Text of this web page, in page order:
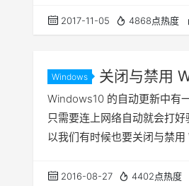
2017-11-05 4868点热度
Windows 关闭与禁用
Windows10 的自动更新中有
只需要连上网络自动就会打
以我们有时候也要关闭与禁
2016-08-27 4402点热度